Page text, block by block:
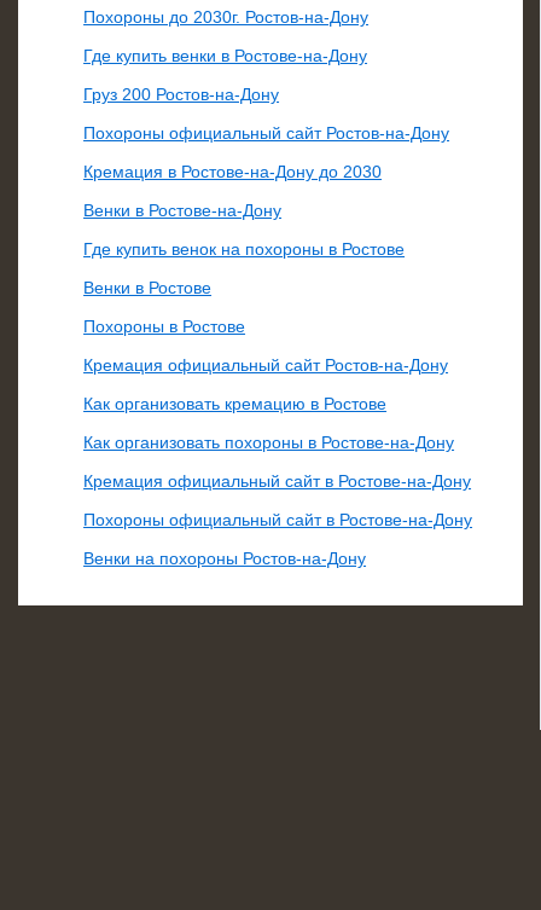
Похороны до 2030г. Ростов-на-Дону
Где купить венки в Ростове-на-Дону
Груз 200 Ростов-на-Дону
Похороны официальный сайт Ростов-на-Дону
Кремация в Ростове-на-Дону до 2030
Венки в Ростове-на-Дону
Где купить венок на похороны в Ростове
Венки в Ростове
Похороны в Ростове
Кремация официальный сайт Ростов-на-Дону
Как организовать кремацию в Ростове
Как организовать похороны в Ростове-на-Дону
Кремация официальный сайт в Ростове-на-Дону
Похороны официальный сайт в Ростове-на-Дону
Венки на похороны Ростов-на-Дону